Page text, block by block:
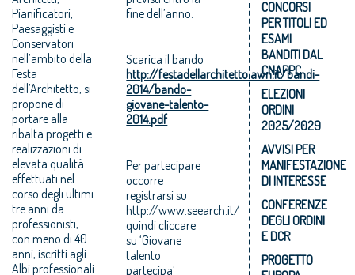
Pianificatori,
Paesaggisti e
Conservatori
nell’ambito della
Festa
dell’Architetto, si
propone di
portare alla
ribalta progetti e
realizzazioni di
elevata qualità
effettuati nel
corso degli ultimi
tre anni da
professionisti,
con meno di 40
anni, iscritti agli
Albi professionali
fine dell’anno.
Scarica il bando
http://festadellarchitetto.awn.it/bandi-
2014/bando-
giovane-talento-
2014.pdf
Per partecipare
occorre
registrarsi su
http://www.seearch.it/
quindi cliccare
su ‘Giovane
talento
partecipa’
CONCORSI
PER TITOLI ED
ESAMI
BANDITI DAL
CNAPPC
ELEZIONI
ORDINI
2025/2029
AVVISI PER
MANIFESTAZIONE
DI INTERESSE
CONFERENZE
DEGLI ORDINI
E DCR
PROGETTO